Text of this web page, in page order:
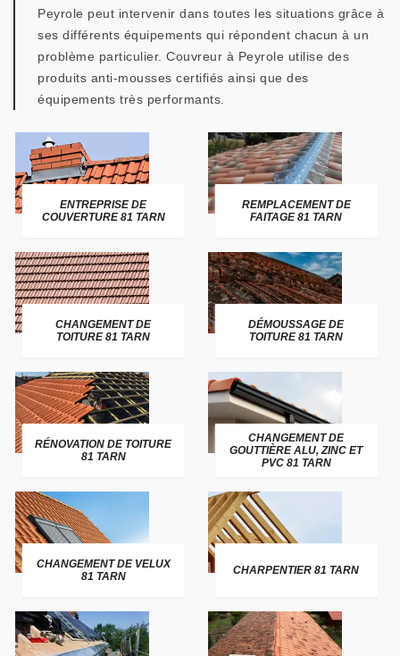
Peyrole peut intervenir dans toutes les situations grâce à
ses différents équipements qui répondent chacun à un
problème particulier. Couvreur à Peyrole utilise des
produits anti-mousses certifiés ainsi que des
équipements très performants.
ENTREPRISE DE
COUVERTURE 81 TARN
REMPLACEMENT DE
FAITAGE 81 TARN
CHANGEMENT DE
TOITURE 81 TARN
DÉMOUSSAGE DE
TOITURE 81 TARN
RÉNOVATION DE TOITURE
81 TARN
CHANGEMENT DE
GOUTTIÈRE ALU, ZINC ET
PVC 81 TARN
CHANGEMENT DE VELUX
81 TARN
CHARPENTIER 81 TARN